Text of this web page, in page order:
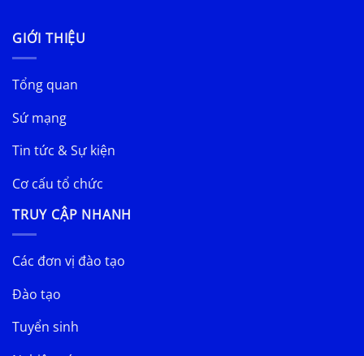
GIỚI THIỆU
Tổng quan
Sứ mạng
Tin tức & Sự kiện
Cơ cấu tổ chức
TRUY CẬP NHANH
Các đơn vị đào tạo
Đào tạo
Tuyển sinh